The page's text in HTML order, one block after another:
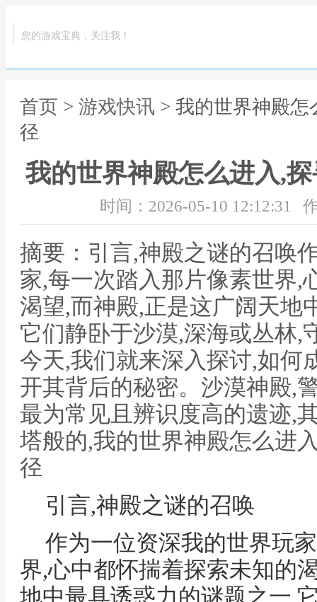
您的游戏宝典，关注我！
首页 > 游戏快讯 > 我的世界神殿
径
我的世界神殿怎么进入,
时间：2026-05-10 12:12:31
摘要：引言,神殿之谜的召唤
家,每一次踏入那片像素世界,
渴望,而神殿,正是这广阔天地
它们静卧于沙漠,深海或丛林,
今天,我们就来深入探讨,如何
开其背后的秘密。沙漠神殿,
最为常见且辨识度高的遗迹,
塔般的,我的世界神殿怎么进
径
引言,神殿之谜的召唤
作为一位资深我的世界玩
界,心中都怀揣着探索未知的
地中最具诱惑力的谜题之一,